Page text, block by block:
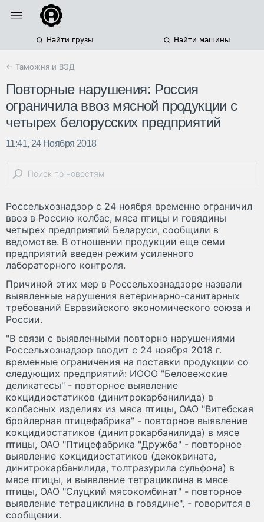
Найти грузы Найти машины
← Таможня и ВЭД
Повторные нарушения: Россия
ограничила ввоз мясной продукции с
четырех белорусских предприятий
11:41, 24 Ноября 2018
Россельхознадзор с 24 ноября временно ограничил
ввоз в Россию колбас, мяса птицы и говядины
четырех предприятий Беларуси, сообщили в
ведомстве. В отношении продукции еще семи
предприятий введен режим усиленного
лабораторного контроля.
Причиной этих мер в Россельхознадзоре назвали
выявленные нарушения ветеринарно-санитарных
требований Евразийского экономического союза и
России.
"В связи с выявленными повторно нарушениями
Россельхознадзор вводит с 24 ноября 2018 г.
временные ограничения на поставки продукции со
следующих предприятий: ИООО "Беловежские
деликатесы" - повторное выявление
кокцидиостатиков (динитрокарбанилида) в
колбасных изделиях из мяса птицы, ОАО "Витебская
бройлерная птицефабрика" - повторное выявление
кокцидиостатиков (динитрокарбанилида) в мясе
птицы, ОАО "Птицефабрика "Дружба" - повторное
выявление кокцидиостатиков (декоквината,
динитрокарбанилида, толтразурила сульфона) в
мясе птицы, и выявление тетрациклина в мясе
птицы, ОАО "Слуцкий мясокомбинат" - повторное
выявление тетрациклина в говядине", - говорится в
сообщении.